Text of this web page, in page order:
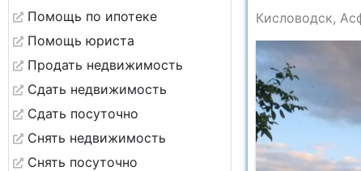
Помощь по ипотеке
Помощь юриста
Продать недвижимость
Сдать недвижимость
Сдать посуточно
Снять недвижимость
Снять посуточно
Кисловодск,